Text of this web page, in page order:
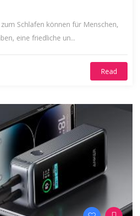
Schlafen können für Menschen,
eine friedliche un...
Read